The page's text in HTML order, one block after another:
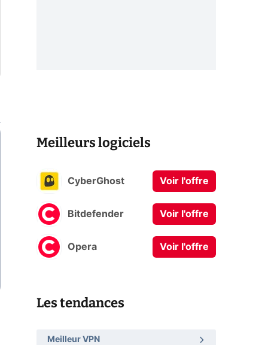
Meilleurs logiciels
CyberGhost Voir l'offre
Bitdefender Voir l'offre
Opera Voir l'offre
Les tendances
Meilleur VPN